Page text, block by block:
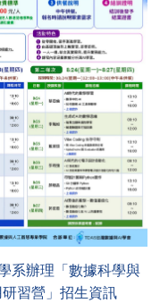
系辦理「數據科學與
習營」招生資訊